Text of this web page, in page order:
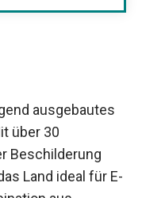
ausgebautes
über 30
Beschilderung
Land ideal für E-